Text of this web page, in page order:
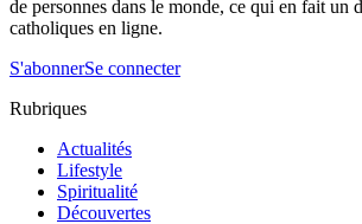
de personnes dans le monde, ce qui en fait un
catholiques en ligne.
S'abonnerSe connecter
Rubriques
Actualités
Lifestyle
Spiritualité
Découvertes